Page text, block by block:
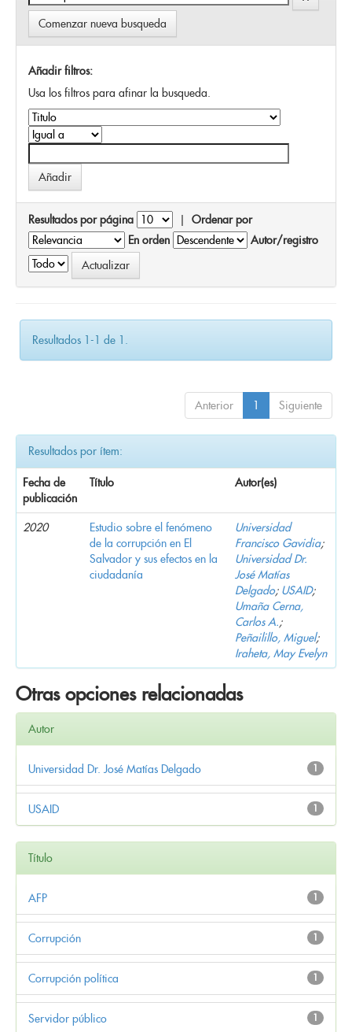
Comenzar nueva busqueda
Añadir filtros:
Usa los filtros para afinar la busqueda.
Resultados por página | Ordenar por
En orden
Autor/registro
Resultados 1-1 de 1.
Anterior 1 Siguiente
Resultados por ítem:
Fecha de
publicación
Título Autor(es)
2020
Estudio sobre el fenómeno
de la corrupción en El
Salvador y sus efectos en la
ciudadanía
Universidad
Francisco Gavidia;
Universidad Dr.
José Matías
Delgado; USAID;
Umaña Cerna,
Carlos A.;
Peñailillo, Miguel;
Iraheta, May Evelyn
Otras opciones relacionadas
Autor
1
Universidad Dr. José Matías Delgado
1
USAID
Título
1
AFP
1
Corrupción
1
Corrupción política
1
Servidor público